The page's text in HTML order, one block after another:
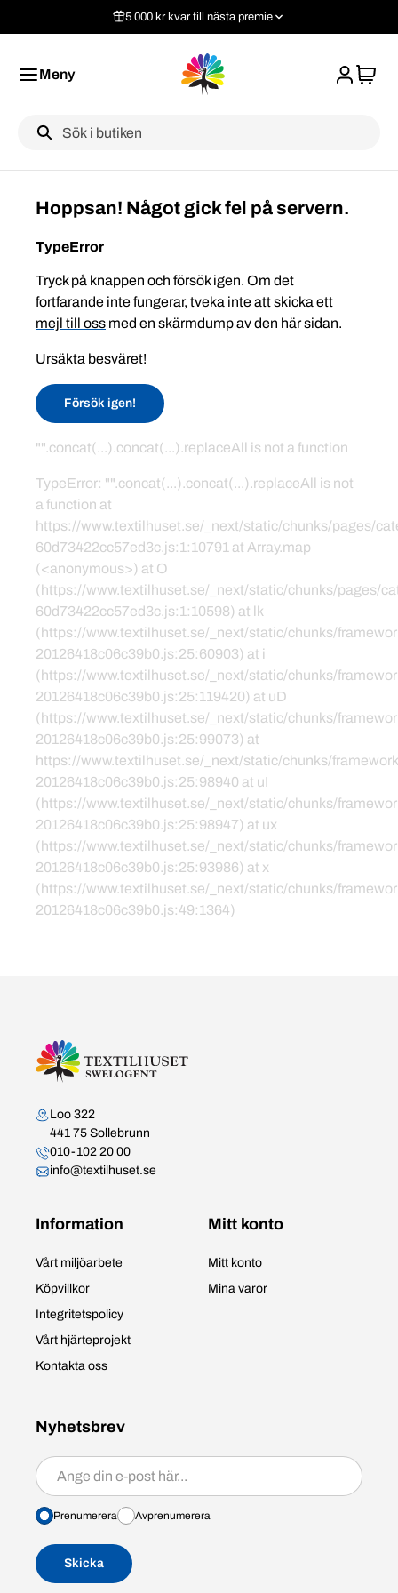
5 000 kr kvar till nästa premie
Meny
Label
Hoppsan! Något gick fel på servern.
TypeError
Tryck på knappen och försök igen. Om det
fortfarande inte fungerar, tveka inte attskicka ett
mejl till oss med en skärmdump av den här sidan.
Ursäkta besväret!
Försök igen!
"".concat(...).concat(...).replaceAll is not a function
TypeError: "".concat(...).concat(...).replaceAll is not
a function at
https://www.textilhuset.se/_next/static/chunks/pages/
60d73422cc57ed3c.js:1:10791 at Array.map
(<anonymous>) at O
(https://www.textilhuset.se/_next/static/chunks/pages/
60d73422cc57ed3c.js:1:10598) at lk
(https://www.textilhuset.se/_next/static/chunks/
20126418c06c39b0.js:25:60903) at i
(https://www.textilhuset.se/_next/static/chunks/
20126418c06c39b0.js:25:119420) at uD
(https://www.textilhuset.se/_next/static/chunks/
20126418c06c39b0.js:25:99073) at
https://www.textilhuset.se/_next/static/chunks/
20126418c06c39b0.js:25:98940 at uI
(https://www.textilhuset.se/_next/static/chunks/
20126418c06c39b0.js:25:98947) at ux
(https://www.textilhuset.se/_next/static/chunks/
20126418c06c39b0.js:25:93986) at x
(https://www.textilhuset.se/_next/static/chunks/
20126418c06c39b0.js:49:1364)
Kontakta oss
Loo 322
441 75 Sollebrunn
010-102 20 00
info@textilhuset.se
Information
Vårt miljöarbete
Köpvillkor
Integritetspolicy
Vårt hjärteprojekt
Kontakta oss
Mitt konto
Mitt konto
Mina varor
Nyhetsbrev
Prenumerera/avprenumerera
Prenumerera Avprenumerera
Skicka